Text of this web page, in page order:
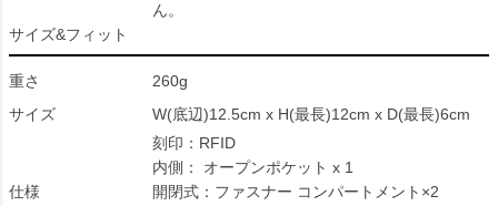
ん。
サイズ&フィット
重さ
260g
サイズ
W(底辺)12.5cm x H(最長)12cm x D(最長)6cm
仕様
刻印：RFID
内側： オープンポケット x 1
開閉式：ファスナー コンパートメント×2